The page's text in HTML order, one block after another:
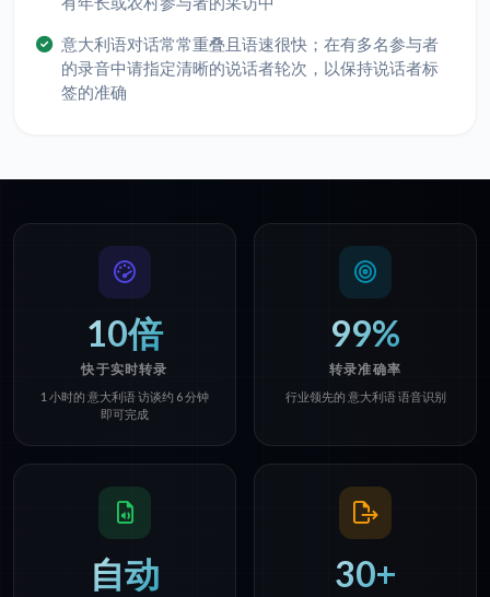
意大利语对话常常重叠且语速很快；在有多名参与者
的录音中请指定清晰的说话者轮次，以保持说话者标
签的准确
10倍
快于实时转录
1 小时的 意大利语 访谈约 6 分钟
即可完成
99%
转录准确率
行业领先的 意大利语 语音识别
自动 30+